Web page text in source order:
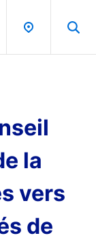
la
vers
de